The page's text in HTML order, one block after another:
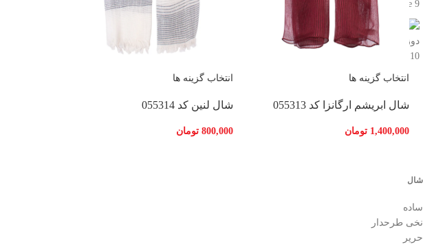
انتخاب گزینه ها
شال ابریشم ارگانزا کد 055313
1,400,000 تومان
انتخاب گزینه ها
شال لنین کد 055314
800,000 تومان
شال
ساده
نخی طرحدار
حریر